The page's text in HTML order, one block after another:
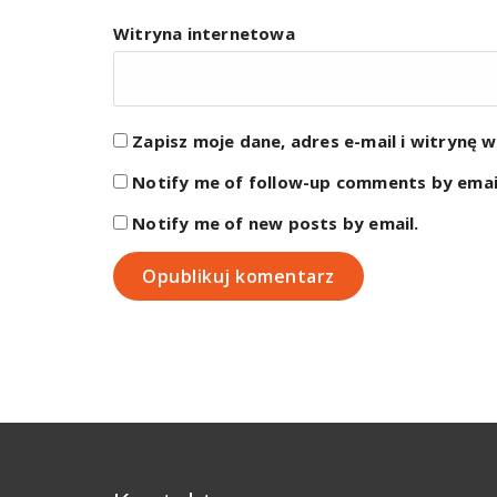
Witryna internetowa
Zapisz moje dane, adres e-mail i witrynę
Notify me of follow-up comments by
Notify me of new posts by email.